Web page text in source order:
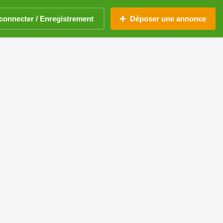
/ Enregistrement Déposer une annonce